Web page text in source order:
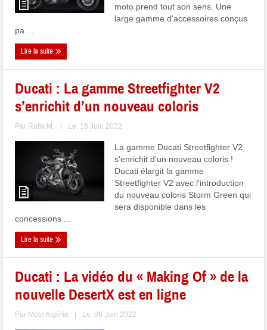
moto prend tout son sens. Une
large gamme d'accessoires conçus
pa ...
Lire la suite
Ducati : La gamme Streetfighter V2
s’enrichit d’un nouveau coloris
Par Rafik M. Le: 16 Juin 2022
La gamme Ducati Streetfighter V2
s'enrichit d'un nouveau coloris !
Ducati élargit la gamme
Streetfighter V2 avec l'introduction
du nouveau coloris Storm Green qui
sera disponible dans les
concessions ...
Lire la suite
Ducati : La vidéo du « Making Of » de la
nouvelle DesertX est en ligne
Par Moto Algérie Le: 06 Juin 2022